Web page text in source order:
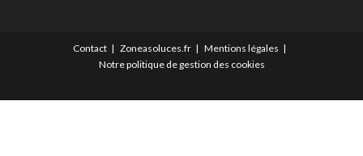
Contact Zoneasoluces.fr
Mentions légales
Notre politique de gestion des cookies